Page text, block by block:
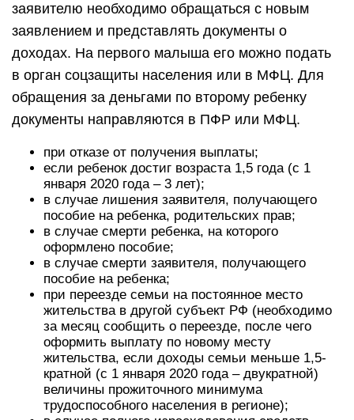
заявителю необходимо обращаться с новым
заявлением и представлять документы о
доходах. На первого малыша его можно подать
в орган соцзащиты населения или в МФЦ. Для
обращения за деньгами по второму ребенку
документы направляются в ПФР или МФЦ.
при отказе от получения выплаты;
если ребенок достиг возраста 1,5 года (с 1
января 2020 года – 3 лет);
в случае лишения заявителя, получающего
пособие на ребенка, родительских прав;
в случае смерти ребенка, на которого
оформлено пособие;
в случае смерти заявителя, получающего
пособие на ребенка;
при переезде семьи на постоянное место
жительства в другой субъект РФ (необходимо
за месяц сообщить о переезде, после чего
оформить выплату по новому месту
жительства, если доходы семьи меньше 1,5-
кратной (с 1 января 2020 года – двукратной)
величины прожиточного минимума
трудоспособного населения в регионе);